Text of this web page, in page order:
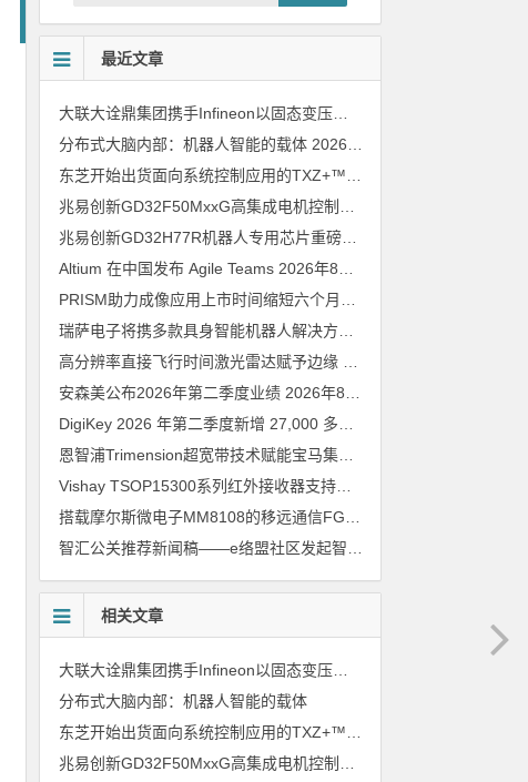
最近文章
大联大诠鼎集团携手Infineon以固态变压器重构配电效率新标杆
分布式大脑内部：机器人智能的载体 2026年8月6日
兆易创新GD32H77R机器人专用芯片重磅亮相，精准赋能伺服驱动与关节控制
Altium 在中国发布 Agile Teams 2026年8月6日
安森美公布2026年第二季度业绩 2026年8月6日
恩智浦Trimension超宽带技术赋能宝马集团Digital Key Plus及生命体存在检测功能
Vishay TSOP15300系列红外接收器支持所有主流遥控代码
相关文章
大联大诠鼎集团携手Infineon以固态变压器重构配电效率新标杆
分布式大脑内部：机器人智能的载体